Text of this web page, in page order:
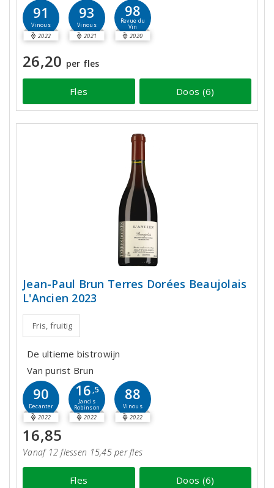
91
Vinous
2022
93
Vinous
2021
98
Revue du
Vin
2020
26,20 per fles
Fles Doos (6)
Jean-Paul Brun Terres Dorées Beaujolais
L'Ancien 2023
Fris, fruitig
De ultieme bistrowijn
Van purist Brun
90
Decanter
2022
16 ,5
Jancis
Robinson
2022
88
Vinous
2022
16,85
Vanaf 12 flessen 15,45 per fles
Fles Doos (6)